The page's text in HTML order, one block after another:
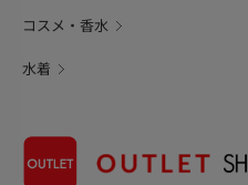
コスメ・香水
水着